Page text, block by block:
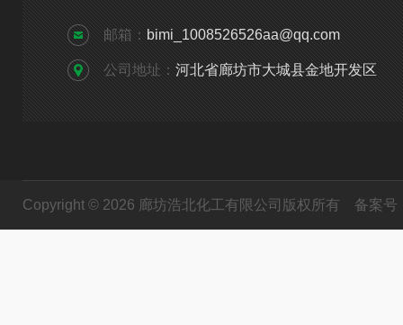
邮箱： bimi_1008526526aa@qq.com
公司地址： 河北省廊坊市大城县金地开发区
Copyright © 2026 廊坊浩北化工有限公司版权所有 备案号